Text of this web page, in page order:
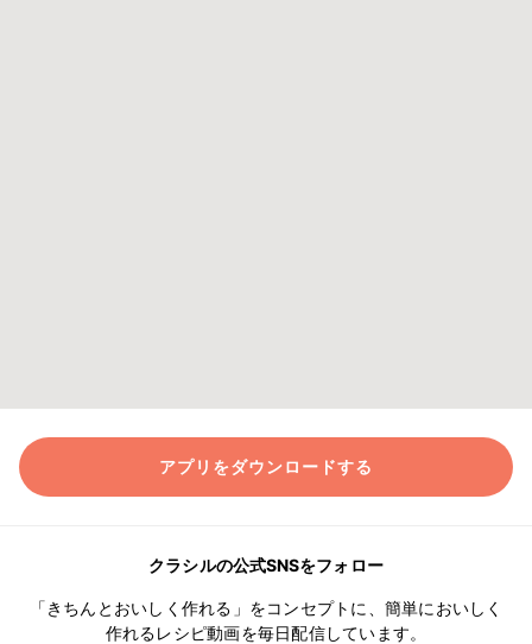
アプリをダウンロードする
クラシルの公式SNSをフォロー
「きちんとおいしく作れる」をコンセプトに、簡単においしく
作れるレシピ動画を毎日配信しています。